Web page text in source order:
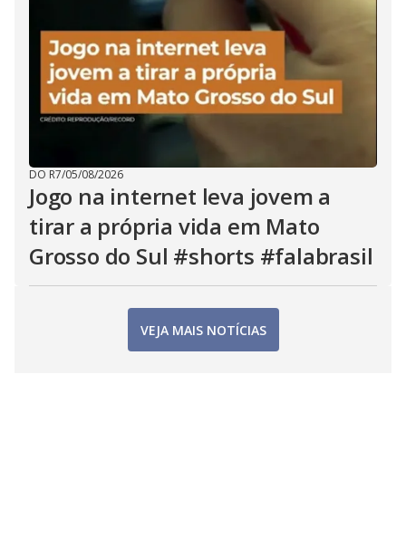
DO R7/05/08/2026
Jogo na internet leva jovem a
tirar a própria vida em Mato
Grosso do Sul #shorts #falabrasil
VEJA MAIS NOTÍCIAS